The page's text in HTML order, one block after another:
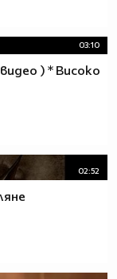
03:10
) * Високо
02:52